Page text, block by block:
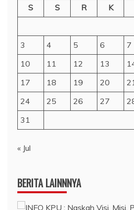
S
S R K
3
4 5 6 7
10
11 12 13
17
18 19 20
24
25 26 27
31
« Jul
BERITA LAINNNYA